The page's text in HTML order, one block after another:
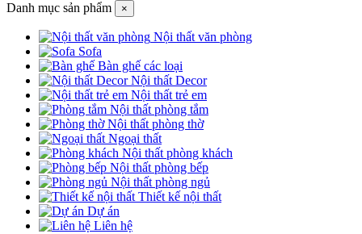
Danh mục sản phẩm ×
Nội thất văn phòng
Sofa
Bàn ghế các loại
Nội thất Decor
Nội thất trẻ em
Nội thất phòng tắm
Nội thất phòng thờ
Ngoại thất
Nội thất phòng khách
Nội thất phòng bếp
Nội thất phòng ngủ
Thiết kế nội thất
Dự án
Liên hệ